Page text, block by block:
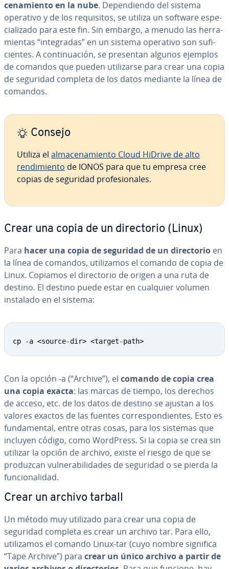
ce­na­mie­n­to en la nube. De­pe­n­die­n­do del sistema
operativo y de los re­qui­si­tos, se utiliza un software es­pe­
cia­li­za­do para este fin. Sin embargo, a menudo las he­rra­
mie­n­tas “in­te­gra­das” en un sistema operativo son su­fi­
cie­n­tes. A co­n­ti­nua­ción, se presentan algunos ejemplos
de comandos que pueden uti­li­zar­se para crear una copia
de seguridad completa de los datos mediante la línea de
comandos.
Consejo
Utiliza el al­ma­ce­na­mie­n­to Cloud HiDrive de alto
re­n­di­mie­n­to de IONOS para que tu empresa cree
copias de seguridad pro­fe­sio­na­les.
Crear una copia de un di­re­c­to­rio (Linux)
Para hacer una copia de seguridad de un di­re­c­to­rio en
la línea de comandos, uti­li­za­mos el comando de copia de
Linux. Copiamos el di­re­c­to­rio de origen a una ruta de
destino. El destino puede estar en cualquier volumen
instalado en el sistema:
cp -a <source-dir> <target-path>
Con la opción -a (“Archive”), el comando de copia crea
una copia exacta: las marcas de tiempo, los derechos
de acceso, etc. de los datos de destino se ajustan a los
valores exactos de las fuentes co­rre­s­po­n­die­n­tes. Esto es
fu­n­da­me­n­tal, entre otras cosas, para los sistemas que
incluyen código, como WordPress. Si la copia se crea sin
utilizar la opción de archivo, existe el riesgo de que se
produzcan vu­l­ne­ra­bi­li­da­des de seguridad o se pierda la
fu­n­cio­na­li­dad.
Crear un archivo tarball
Un método muy utilizado para crear una copia de
seguridad completa es crear un archivo tar. Para ello,
uti­li­za­mos el comando Linux-tar (cuyo nombre significa
“Tape Archive”) para crear un único archivo a partir de